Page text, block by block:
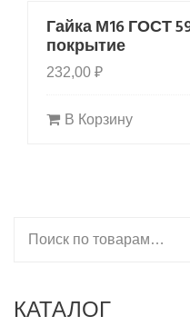
Гайка М16 ГОСТ
покрытие
232,00 ₽
В Корзину
КАТАЛОГ